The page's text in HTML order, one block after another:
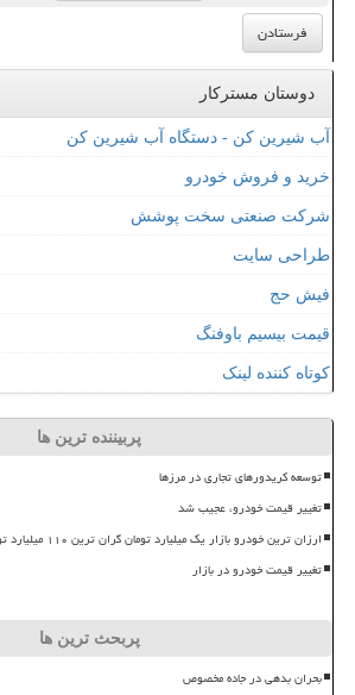
دوستان مسترکار
آب شیرین کن - دستگاه آب شیرین کن
خرید و فروش خودرو
شرکت صنعتی سخت پوشش
طراحی سایت
فیش حج
قیمت بیسیم باوفنگ
کوتاه کننده لینک
پربیننده ترین ها
توسعه کریدورهای تجاری در مرزها
تغییر قیمت خودرو، عجیب شد
ارزان ترین خودرو بازار یک میلیارد تومان گران ترین ۱۱۰ میلیارد تومان
تغییر قیمت خودرو در بازار
پربحث ترین ها
بحران بدهی در جاده مخصوص